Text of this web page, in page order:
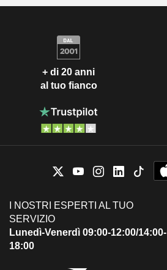
+ di 20 anni
al tuo fianco
I NOSTRI ESPERTI AL TUO
SERVIZIO
Lunedì-Venerdì 09:00-12:00/14:00-
18:00